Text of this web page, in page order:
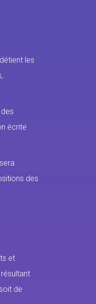
les
écrite
des
et
de